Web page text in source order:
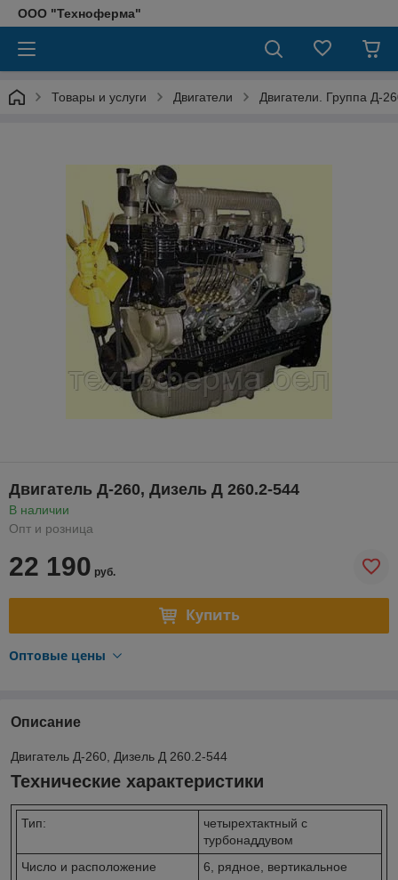
ООО "Техноферма"
Товары и услуги Двигатели Двигатели. Группа Д-
Двигатель Д-260, Дизель Д 260.2-544
В наличии
Опт и розница
22 190 руб.
Купить
Оптовые цены
Описание
Двигатель Д-260, Дизель Д 260.2-544
Технические характеристики
Тип:
четырехтактный с
турбонаддувом
Число и расположение
6, рядное, вертикальное